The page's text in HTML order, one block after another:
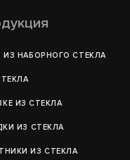
ИЗ НАБОРНОГО СТЕКЛА
ИЗ СТЕКЛА
ИЗ СТЕКЛА
ИЗ СТЕКЛА